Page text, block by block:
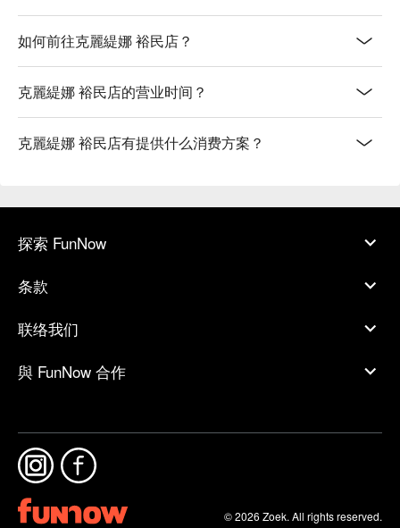
如何前往克麗緹娜 裕民店？
克麗緹娜 裕民店的营业时间？
克麗緹娜 裕民店有提供什么消费方案？
探索 FunNow
条款
联络我们
與 FunNow 合作
© 2026 Zoek. All rights reserved.